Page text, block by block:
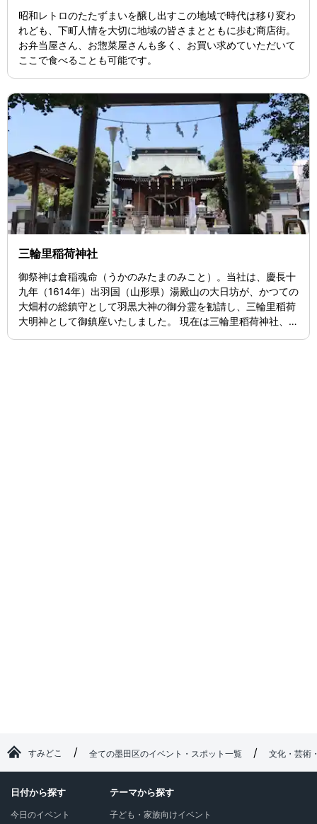
昭和レトロのたたずまいを醸し出すこの地域で時代は移り変わ
れども、下町人情を大切に地域の皆さまとともに歩む商店街。
お弁当屋さん、お惣菜屋さんも多く、お買い求めていただいて
ここで食べることも可能です。
三輪里稲荷神社
御祭神は倉稲魂命（うかのみたまのみこと）。当社は、慶長十
九年（1614年）出羽国（山形県）湯殿山の大日坊が、かつての
大畑村の総鎮守として羽黒大神の御分霊を勧請し、三輪里稻荷
大明神として御鎮座いたしました。 現在は三輪里稻荷神社、通
称“こんにゃくいなり”として八広の地をお守りしてます。
すみどこ 全ての墨田区のイベント・スポット一覧 文化・芸術
日付から探す
今日のイベント
テーマから探す
子ども・家族向けイベント